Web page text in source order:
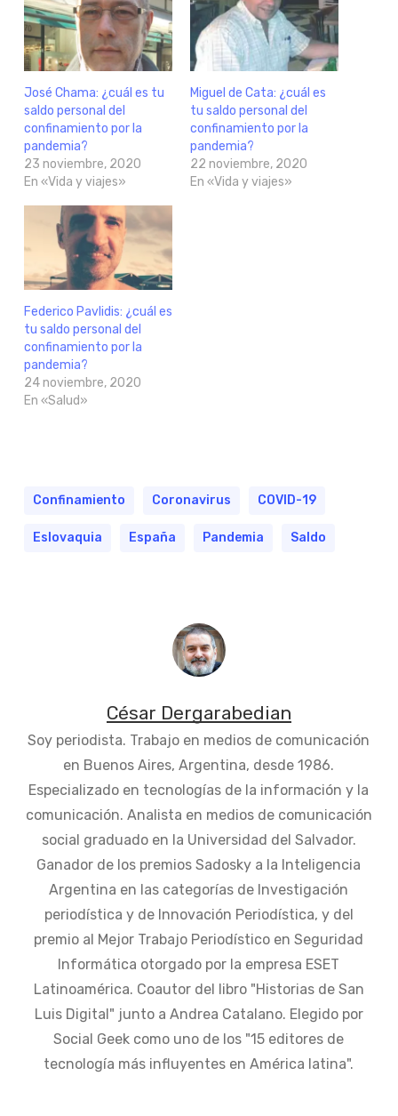
José Chama: ¿cuál es tu
saldo personal del
confinamiento por la
pandemia?
23 noviembre, 2020
En «Vida y viajes»
Miguel de Cata: ¿cuál es
tu saldo personal del
confinamiento por la
pandemia?
22 noviembre, 2020
En «Vida y viajes»
Federico Pavlidis: ¿cuál es
tu saldo personal del
confinamiento por la
pandemia?
24 noviembre, 2020
En «Salud»
Confinamiento Coronavirus COVID-19
Eslovaquia España Pandemia Saldo
César Dergarabedian
Soy periodista. Trabajo en medios de comunicación
en Buenos Aires, Argentina, desde 1986.
Especializado en tecnologías de la información y la
comunicación. Analista en medios de comunicación
social graduado en la Universidad del Salvador.
Ganador de los premios Sadosky a la Inteligencia
Argentina en las categorías de Investigación
periodística y de Innovación Periodística, y del
premio al Mejor Trabajo Periodístico en Seguridad
Informática otorgado por la empresa ESET
Latinoamérica. Coautor del libro "Historias de San
Luis Digital" junto a Andrea Catalano. Elegido por
Social Geek como uno de los "15 editores de
tecnología más influyentes en América latina".